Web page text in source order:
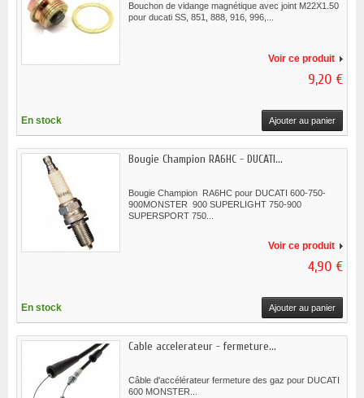
Bouchon de vidange magnétique avec joint M22X1.50
pour ducati SS, 851, 888, 916, 996,...
Voir ce produit
9,20 €
En stock Ajouter au panier
Bougie Champion RA6HC - DUCATI...
Bougie Champion RA6HC pour DUCATI 600-750-
900MONSTER 900 SUPERLIGHT 750-900
SUPERSPORT 750...
Voir ce produit
4,90 €
En stock Ajouter au panier
Cable accelerateur - fermeture...
Câble d'accélérateur fermeture des gaz pour DUCATI
600 MONSTER...